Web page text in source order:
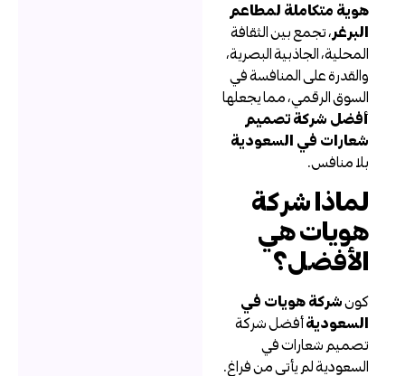
هوية متكاملة لمطاعم
، تجمع بين الثقافة
المحلية، الجاذبية البصرية،
والقدرة على المنافسة في
السوق الرقمي، مما يجعلها
أفضل شركة تصميم
شعارات في السعودية
بلا منافس.
لماذا شركة
هويات هي
الأفضل؟
شركة هويات في
السعوديةأفضل شركة
تصميم شعارات في
السعودية لم يأتي من فراغ.